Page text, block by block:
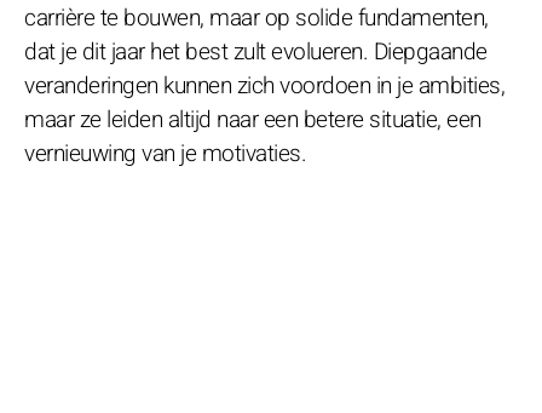
carrière te bouwen, maar op solide fundamenten,
dat je dit jaar het best zult evolueren. Diepgaande
veranderingen kunnen zich voordoen in je ambities,
maar ze leiden altijd naar een betere situatie, een
vernieuwing van je motivaties.